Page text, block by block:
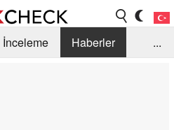
İnceleme
Haberler
...